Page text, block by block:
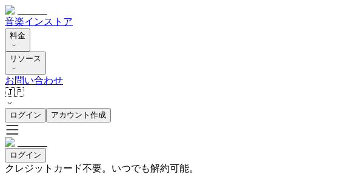
音楽インストア
料金
リソース
お問い合わせ
🇯🇵
ログイン アカウント作成
ログイン
クレジットカード不要。いつでも解約可能。